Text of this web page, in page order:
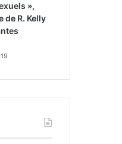
»,
de R. Kelly